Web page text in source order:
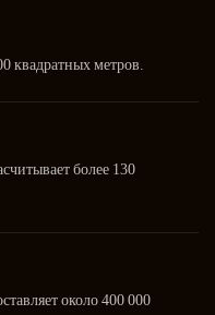
квадратных метров.
более 130
около 400 000